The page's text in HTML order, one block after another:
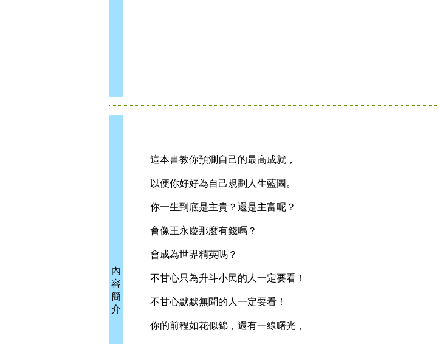
內
容
簡
介
這本書教你預測自己的最高成就，
以便你好好為自己規劃人生藍圖。
你一生到底是主貴？還是主富呢？
會像王永慶那麼有錢嗎？
會成為世界精英嗎？
不甘心只為升斗小民的人一定要看！
不甘心默默無聞的人一定要看！
你的前程如花似錦，還有一線曙光，